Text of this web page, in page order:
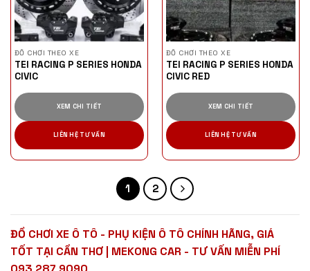
ĐỒ CHƠI THEO XE
TEI RACING P SERIES HONDA
CIVIC
XEM CHI TIẾT
LIÊN HỆ TƯ VẤN
ĐỒ CHƠI THEO XE
TEI RACING P SERIES HONDA
CIVIC RED
XEM CHI TIẾT
LIÊN HỆ TƯ VẤN
1 2
ĐỒ CHƠI XE Ô TÔ - PHỤ KIỆN Ô TÔ CHÍNH HÃNG, GIÁ
TỐT TẠI CẦN THƠ | MEKONG CAR - TƯ VẤN MIỄN PHÍ